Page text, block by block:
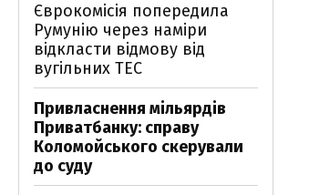
Єврокомісія попередила
Румунію через наміри
відкласти відмову від
вугільних ТЕС
Привласнення мільярдів
Приватбанку: справу
Коломойського скерували
до суду